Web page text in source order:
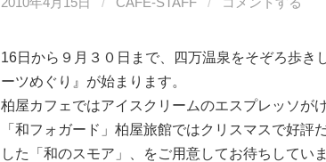
16日から９月３０日まで、四万温泉をそぞろ歩き
ーツめぐり』が始まります。
柏屋カフェではアイスクリームのエスプレッソが
「和フォガード」柏屋旅館ではクリスマスで好評
した「和のスモア」、をご用意してお待ちしていま